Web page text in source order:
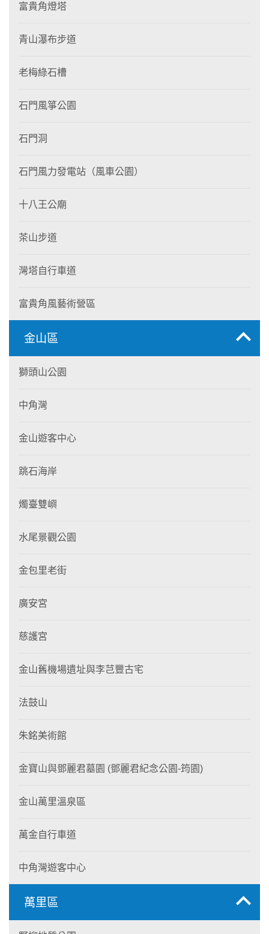
富貴角燈塔
青山瀑布步道
老梅綠石槽
石門風箏公園
石門洞
石門風力發電站（風車公園）
十八王公廟
茶山步道
灣塔自行車道
富貴角風藝術營區
金山區
獅頭山公園
中角灣
金山遊客中心
跳石海岸
燭臺雙嶼
水尾景觀公園
金包里老街
廣安宮
慈護宮
金山舊機場遺址與李芑豐古宅
法鼓山
朱銘美術館
金寶山與鄧麗君墓園 (鄧麗君紀念公園-筠園)
金山萬里溫泉區
萬金自行車道
中角灣遊客中心
萬里區